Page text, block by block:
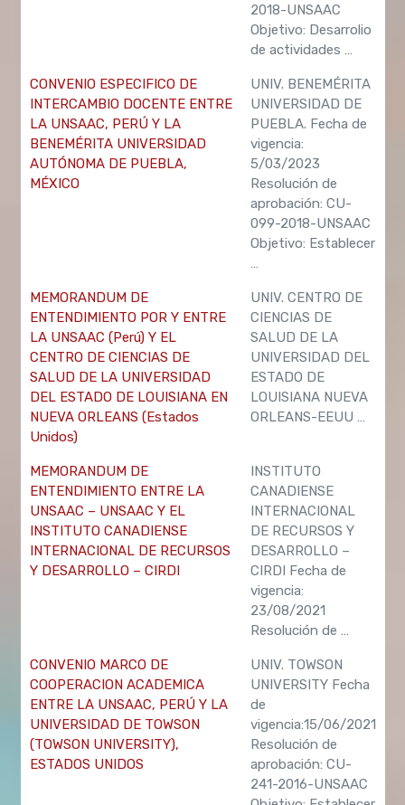
2018-UNSAAC
Objetivo: Desarrolio
de actividades …
CONVENIO ESPECIFICO DE
INTERCAMBIO DOCENTE ENTRE
LA UNSAAC, PERÚ Y LA
BENEMÉRITA UNIVERSIDAD
AUTÓNOMA DE PUEBLA,
MÉXICO
UNIV. BENEMÉRITA
UNIVERSIDAD DE
PUEBLA. Fecha de
vigencia:
5/03/2023
Resolución de
aprobación: CU-
099-2018-UNSAAC
Objetivo: Establecer
MEMORANDUM DE
ENTENDIMIENTO POR Y ENTRE
LA UNSAAC (Perú) Y EL
CENTRO DE CIENCIAS DE
SALUD DE LA UNIVERSIDAD
DEL ESTADO DE LOUISIANA EN
NUEVA ORLEANS (Estados
Unidos)
UNIV. CENTRO DE
CIENCIAS DE
SALUD DE LA
UNIVERSIDAD DEL
ESTADO DE
LOUISIANA NUEVA
ORLEANS-EEUU …
MEMORANDUM DE
ENTENDIMIENTO ENTRE LA
UNSAAC – UNSAAC Y EL
INSTITUTO CANADIENSE
INTERNACIONAL DE RECURSOS
Y DESARROLLO – CIRDI
INSTITUTO
CANADIENSE
INTERNACIONAL
DE RECURSOS Y
DESARROLLO –
CIRDI Fecha de
vigencia:
23/08/2021
Resolución de …
CONVENIO MARCO DE
COOPERACION ACADEMICA
ENTRE LA UNSAAC, PERÚ Y LA
UNIVERSIDAD DE TOWSON
(TOWSON UNIVERSITY),
ESTADOS UNIDOS
UNIV. TOWSON
UNIVERSITY Fecha
de
vigencia:15/06/2021
Resolución de
aprobación: CU-
241-2016-UNSAAC